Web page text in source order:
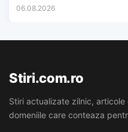
06.08.2026
Stiri.com.ro
Stiri actualizate zilnic,
domeniile care conteaza